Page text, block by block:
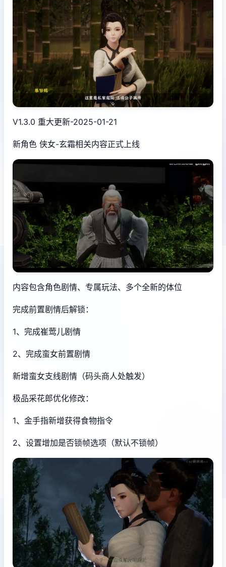
V1.3.0 重大更新-2025-01-21
新角色 侠女-玄霜相关内容正式上线
内容包含角色剧情、专属玩法、多个全新的体位
完成前置剧情后解锁：
1、完成崔莺儿剧情
2、完成蛮女前置剧情
新增蛮女支线剧情（码头商人处触发）
极品采花郎优化修改：
1、金手指新增获得食物指令
2、设置增加是否锁帧选项（默认不锁帧）